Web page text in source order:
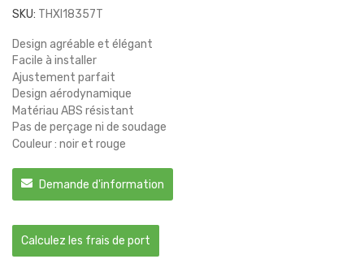
SKU: THXI18357T
Design agréable et élégant
Facile à installer
Ajustement parfait
Design aérodynamique
Matériau ABS résistant
Pas de perçage ni de soudage
Couleur : noir et rouge
Demande d'information
Calculez les frais de port